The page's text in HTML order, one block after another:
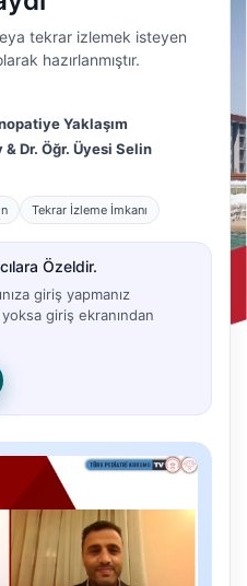
tekrar izlemek isteyen
hazırlanmıştır.
Yaklaşım
& Dr. Öğr. Üyesi Selin
Tekrar İzleme İmkanı
Özeldir.
giriş yapmanız
giriş ekranından